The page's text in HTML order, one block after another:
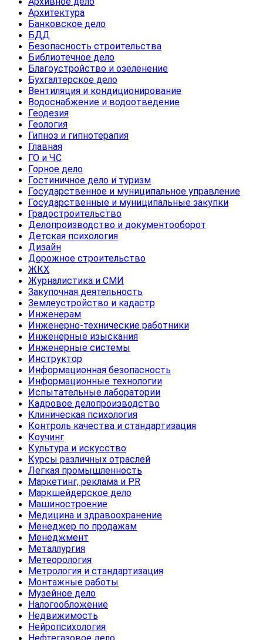
Архитектура
Банковское дело
БДД
Безопасность строительства
Библиотечное дело
Благоустройство и озеленение
Бухгалтерское дело
Вентиляция и кондиционирование
Водоснабжение и водоотведение
Геодезия
Геология
Гипноз и гипнотерапия
Главная
ГО и ЧС
Горное дело
Гостиничное дело и туризм
Государственное и муниципальное управление
Государственные и муниципальные закупки
Градостроительство
Делопроизводство и документооборот
Детская психология
Дизайн
Дорожное строительство
ЖКХ
Журналистика и СМИ
Закупочная деятельность
Землеустройство и кадастр
Инженерам
Инженерно-технические работники
Инженерные изыскания
Инженерные системы
Инструктор
Информационная безопасность
Информационные технологии
Испытательные лаборатории
Кадровое делопроизводство
Клиническая психология
Контроль качества и стандартизация
Коучинг
Культура и искусство
Курсы различных отраслей
Легкая промышленность
Маркетинг, реклама и PR
Маркшейдерское дело
Машиностроение
Медицина и здравоохранение
Менеджер по продажам
Менеджмент
Металлургия
Метеорология
Метрология и стандартизация
Монтажные работы
Музейное дело
Налогообложение
Недвижимость
Нейропсихология